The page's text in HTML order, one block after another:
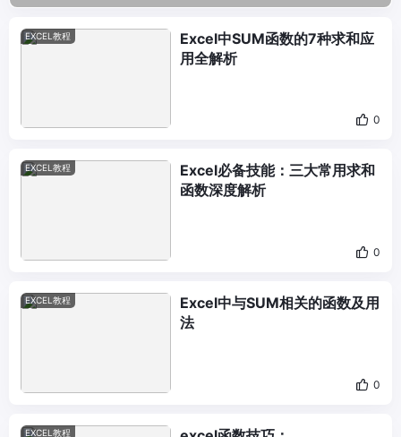
数用来做加法，计算多个单元格中的数字之和，统计多个单
元格范围的数值，或在同一个表格文件中跨工作表计算多个
范围的数值综合等等。函数公式：=SUM(数值 1, [数值 2, ...])
EXCEL教程
Excel中SUM函数的7种求和应
用全解析
0
EXCEL教程
Excel必备技能：三大常用求和
函数深度解析
0
EXCEL教程
Excel中与SUM相关的函数及用
法
0
EXCEL教程